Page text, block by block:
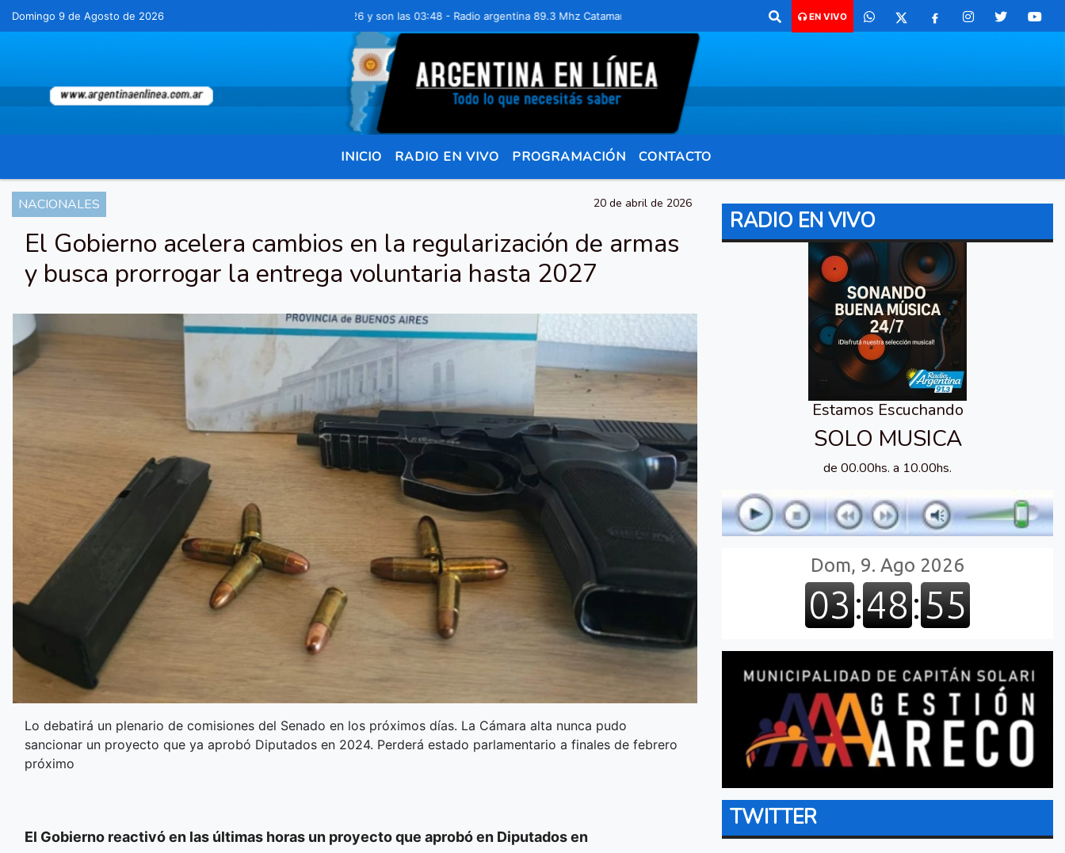
Domingo 9 de Agosto de 2026Hoy es Domingo 9 de Agosto de 2026 y son las 03:48 - Radio argentina 89.3 Mhz Catamarca 436 Resistencia Chaco para comunicarte 362 4879579 Radio argentina 89.3 Mhz Catamarca
EN VIVO
INICIO RADIO EN VIVO PROGRAMACIÓN CONTACTO
NACIONALES 20 de abril de 2026
El Gobierno acelera cambios en la regularización de armas
y busca prorrogar la entrega voluntaria hasta 2027
Lo debatirá un plenario de comisiones del Senado en los próximos días. La Cámara alta nunca pudo
sancionar un proyecto que ya aprobó Diputados en 2024. Perderá estado parlamentario a finales de febrero
próximo
El Gobierno reactivó en las últimas horas un proyecto que aprobó en Diputados en
RADIO EN VIVO
Estamos Escuchando
SOLO MUSICA
de 00.00hs. a 10.00hs.
TWITTER